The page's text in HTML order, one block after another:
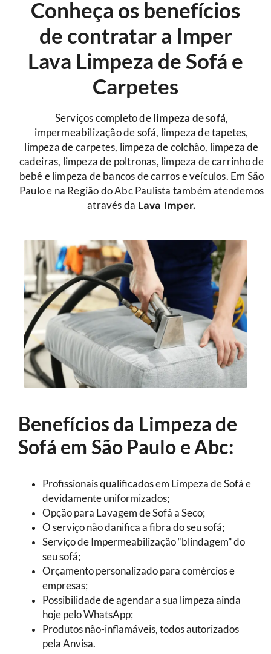
Conheça os benefícios
de contratar a Imper
Lava Limpeza de Sofá e
Carpetes
Serviços completo de limpeza de sofá,
impermeabilização de sofá, limpeza de tapetes,
limpeza de carpetes, limpeza de colchão, limpeza de
cadeiras, limpeza de poltronas, limpeza de carrinho de
bebê e limpeza de bancos de carros e veículos. Em São
Paulo e na Região do Abc Paulista também atendemos
através da Lava Imper.
Benefícios da Limpeza de
Sofá em São Paulo e Abc:
Profissionais qualificados em Limpeza de Sofá e
devidamente uniformizados;
Opção para Lavagem de Sofá a Seco;
O serviço não danifica a fibra do seu sofá;
Serviço de Impermeabilização “blindagem” do
seu sofá;
Orçamento personalizado para comércios e
empresas;
Possibilidade de agendar a sua limpeza ainda
hoje pelo WhatsApp;
Produtos não-inflamáveis, todos autorizados
pela Anvisa.